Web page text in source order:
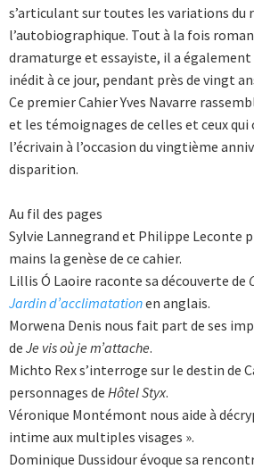
s’articulant sur toutes les variations du
l’autobiographique. Tout à la fois
dramaturge et ­essayiste, il a
inédit à ce jour, pendant près de vingt
Ce premier Cahier Yves Navarre
et les témoignages de celles et ceux
l’écrivain à l’occasion du vingtième
disparition.
Au fil des pages
Sylvie Lannegrand et Philippe Leconte
mains la genèse de ce cahier.
Lillis Ó Laoire raconte sa découverte de
Jardin d’acclimatationen anglais.
Morwena Denis nous fait part de ses
de Je vis où je m’attache.
Michto Rex s’interroge sur le destin de
personnages de Hôtel Styx.
Véronique Montémont nous aide à
intime aux multiples visages ».
Dominique Dussidour évoque sa